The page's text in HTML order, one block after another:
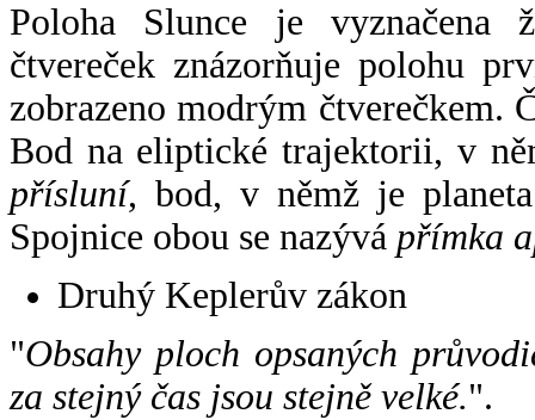
Poloha Slunce je vyznačena
čtvereček znázorňuje polohu
zobrazeno modrým čtverečkem.
Bod na eliptické trajektorii, v
přísluní, bod, v němž je
Spojnice obou se nazývá přímka
Druhý Keplerův zákon
"Obsahy ploch opsaných
za stejný čas jsou stejně velké.".